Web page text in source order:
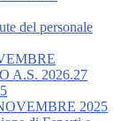
del personale
A.S. 2026.27
2025